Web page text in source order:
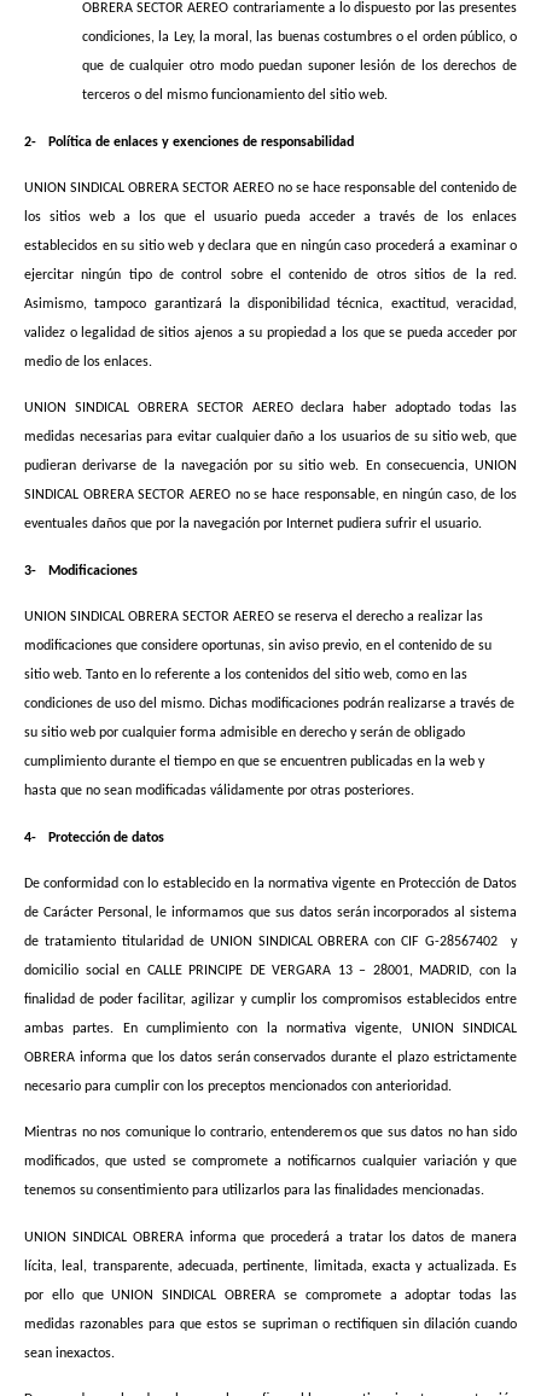
OBRERA SECTOR AEREO contrariamente a lo dispuesto por las presentes
condiciones, la Ley, la moral, las buenas costumbres o el orden público, o
que de cualquier otro modo puedan suponer lesión de los derechos de
terceros o del mismo funcionamiento del sitio web.
2- Política de enlaces y exenciones de responsabilidad
UNION SINDICAL OBRERA SECTOR AEREO no se hace responsable del contenido de
los sitios web a los que el usuario pueda acceder a través de los enlaces
establecidos en su sitio web y declara que en ningún caso procederá a examinar o
ejercitar ningún tipo de control sobre el contenido de otros sitios de la red.
Asimismo, tampoco garantizará la disponibilidad técnica, exactitud, veracidad,
validez o legalidad de sitios ajenos a su propiedad a los que se pueda acceder por
medio de los enlaces.
UNION SINDICAL OBRERA SECTOR AEREO declara haber adoptado todas las
medidas necesarias para evitar cualquier daño a los usuarios de su sitio web, que
pudieran derivarse de la navegación por su sitio web. En consecuencia, UNION
SINDICAL OBRERA SECTOR AEREO no se hace responsable, en ningún caso, de los
eventuales daños que por la navegación por Internet pudiera sufrir el usuario.
3- Modificaciones
UNION SINDICAL OBRERA SECTOR AEREO se reserva el derecho a realizar las
modificaciones que considere oportunas, sin aviso previo, en el contenido de su
sitio web. Tanto en lo referente a los contenidos del sitio web, como en las
condiciones de uso del mismo. Dichas modificaciones podrán realizarse a través de
su sitio web por cualquier forma admisible en derecho y serán de obligado
cumplimiento durante el tiempo en que se encuentren publicadas en la web y
hasta que no sean modificadas válidamente por otras posteriores.
4- Protección de datos
De conformidad con lo establecido en la normativa vigente en Protección de Datos
de Carácter Personal, le informamos que sus datos serán incorporados al sistema
de tratamiento titularidad de UNION SINDICAL OBRERA con CIF G-28567402
y
domicilio social en CALLE PRINCIPE DE VERGARA 13 – 28001, MADRID, con la
finalidad de poder facilitar, agilizar y cumplir los compromisos establecidos entre
ambas partes. En cumplimiento con la normativa vigente, UNION SINDICAL
OBRERA informa que los datos serán conservados durante el plazo estrictamente
necesario para cumplir con los preceptos mencionados con anterioridad.
Mientras no nos comunique lo contrario, entenderemos que sus datos no han sido
modificados, que usted se compromete a notificarnos cualquier variación y que
tenemos su consentimiento para utilizarlos para las finalidades mencionadas.
UNION SINDICAL OBRERA informa que procederá a tratar los datos de manera
lícita, leal, transparente, adecuada, pertinente, limitada, exacta y actualizada. Es
por ello que UNION SINDICAL OBRERA se compromete a adoptar todas las
medidas razonables para que estos se supriman o rectifiquen sin dilación cuando
sean inexactos.